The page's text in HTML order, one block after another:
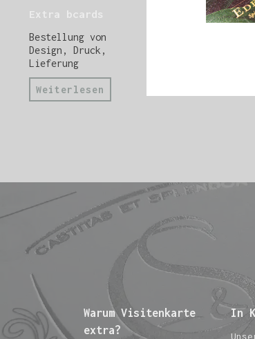
Extra bcards
Bestellung von
Design, Druck,
Lieferung
Weiterlesen
Warum Visitenkarte
extra?
In